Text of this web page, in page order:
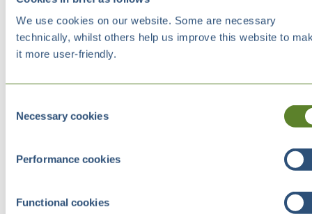
We use cookies on our website. Some are necessary
technically, whilst others help us improve this website to
it more user-friendly.
Selection
Necessary cookies
Performance cookies
Functional cookies